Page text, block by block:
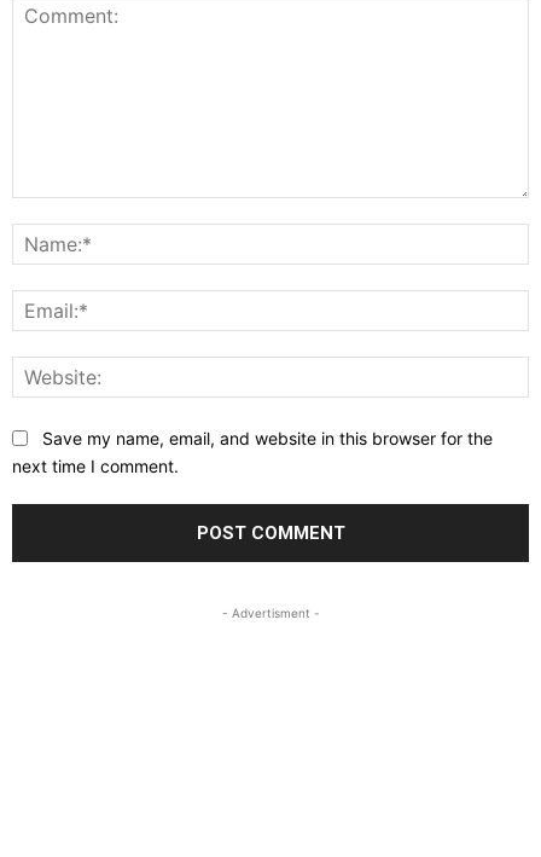
Save my name, email, and website in this browser for the
next time I comment.
- Advertisment -